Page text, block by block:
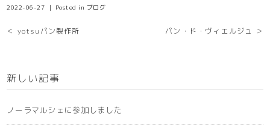
2022-06-27 ｜ Posted in ブログ
＜ yotsuパン製作所 パン・ド・ヴィエルジュ ＞
新しい記事
ノーラマルシェに参加しました